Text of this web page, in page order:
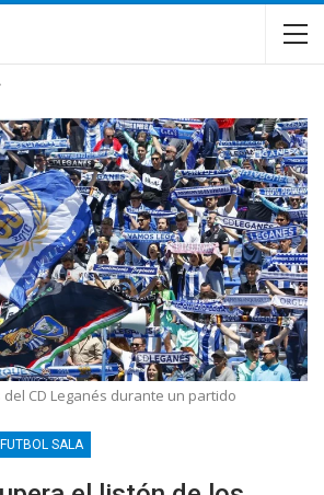
CD Leganés durante un partido
SALA